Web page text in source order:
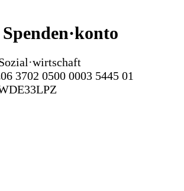
3702 0500 0003 5445 01